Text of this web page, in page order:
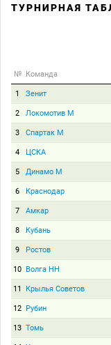
ТУРНИРНАЯ
№ Команда
1 Зенит
2 Локомотив М
3 Спартак М
4 ЦСКА
5 Динамо М
6 Краснодар
7 Амкар
8 Кубань
9 Ростов
10 Волга НН
11 Крылья Советов
12 Рубин
13 Томь